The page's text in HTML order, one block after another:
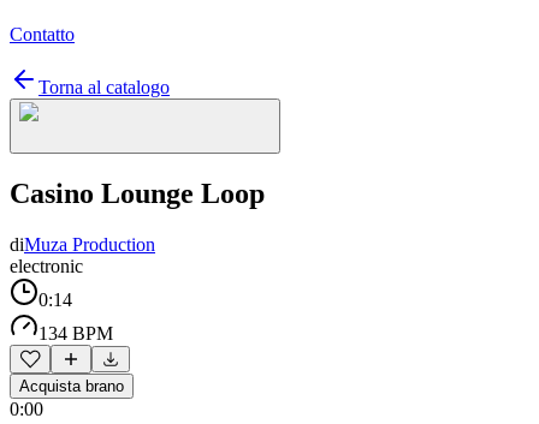
Contatto
Torna al catalogo
Casino Lounge Loop
diMuza Production
electronic
0:14
134 BPM
Acquista brano
0:00